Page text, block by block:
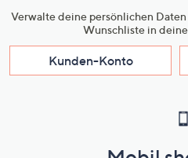
Verwalte deine persönlichen
Wunschliste in
Kunden-Konto